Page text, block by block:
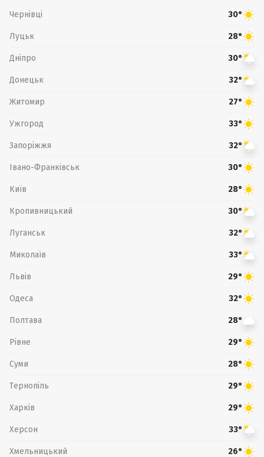
Чернівці 30°
Луцьк 28°
Дніпро 30°
Донецьк 32°
Житомир 27°
Ужгород 33°
Запоріжжя 32°
Івано-Франківськ 30°
Київ 28°
Кропивницький 30°
Луганськ 32°
Миколаїв 33°
Львів 29°
Одеса 32°
Полтава 28°
Рівне 29°
Суми 28°
Тернопіль 29°
Харків 29°
Херсон 33°
Хмельницький 26°